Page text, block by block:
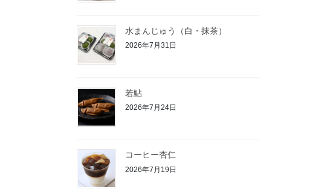
水まんじゅう（白・抹茶）
2026年7月31日
若鮎
2026年7月24日
コーヒー杏仁
2026年7月19日